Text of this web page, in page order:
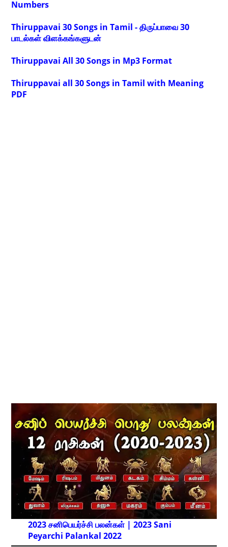
Numbers
Thiruppavai 30 Songs in Tamil - திருப்பாவை 30
பாடல்கள் விளக்கங்களுடன்
Thiruppavai All 30 Songs in Mp3 Format
Thiruppavai all 30 Songs in Tamil with Meaning
PDF
2023 சனிபெயர்ச்சி பலன்கள் | 2023 Sani
Peyarchi Palankal 2022